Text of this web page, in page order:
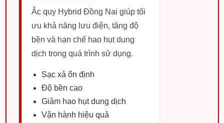
Ắc quy Hybrid Đồng Nai giúp tối
ưu khả năng lưu điện, tăng độ
bền và hạn chế hao hụt dung
dịch trong quá trình sử dụng.
Sạc xả ổn định
Độ bền cao
Giảm hao hụt dung dịch
Vận hành hiệu quả